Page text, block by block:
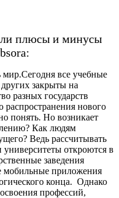
плюсы и минусы
все учебные
закрыты на
разных государств
распространения нового
понять. Но возникает
Как людям
Ведь рассчитывать
откроются в
заведения
мобильные приложения
конца. Однако
профессий,